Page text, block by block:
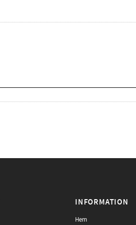
INFORMATION
Hem